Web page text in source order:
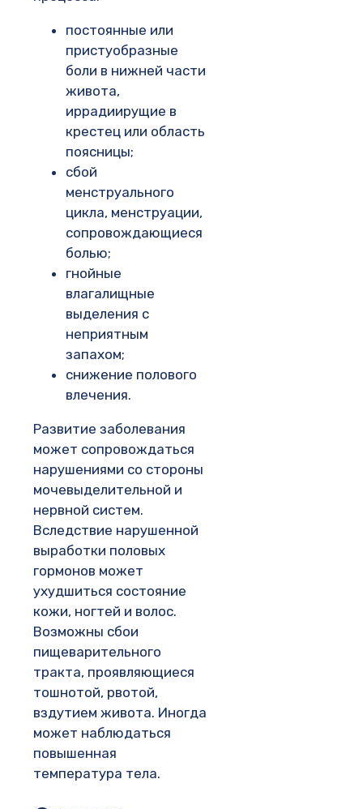
постоянные или
пристуобразные
боли в нижней части
живота,
иррадиирущие в
крестец или область
поясницы;
сбой
менструального
цикла, менструации,
сопровождающиеся
болью;
гнойные
влагалищные
выделения с
неприятным
запахом;
снижение полового
влечения.
Развитие заболевания
может сопровождаться
нарушениями со стороны
мочевыделительной и
нервной систем.
Вследствие нарушенной
выработки половых
гормонов может
ухудшиться состояние
кожи, ногтей и волос.
Возможны сбои
пищеварительного
тракта, проявляющиеся
тошнотой, рвотой,
вздутием живота. Иногда
может наблюдаться
повышенная
температура тела.